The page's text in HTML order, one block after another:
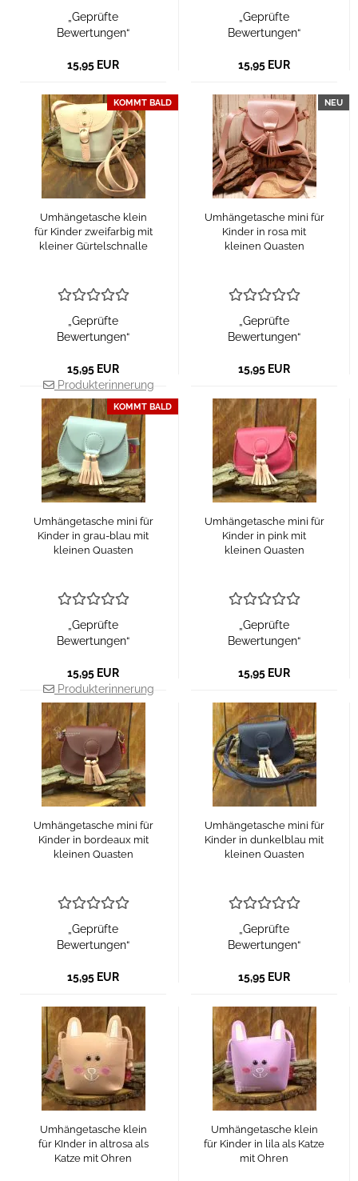
„Geprüfte
Bewertungen“
15,95 EUR
„Geprüfte
Bewertungen“
15,95 EUR
KOMMT BALD
Umhängetasche klein
für Kinder zweifarbig mit
kleiner Gürtelschnalle
„Geprüfte
Bewertungen“
15,95 EUR
Produkterinnerung
NEU
Umhängetasche mini für
Kinder in rosa mit
kleinen Quasten
„Geprüfte
Bewertungen“
15,95 EUR
KOMMT BALD
Umhängetasche mini für
Kinder in grau-blau mit
kleinen Quasten
„Geprüfte
Bewertungen“
15,95 EUR
Produkterinnerung
Umhängetasche mini für
Kinder in pink mit
kleinen Quasten
„Geprüfte
Bewertungen“
15,95 EUR
Umhängetasche mini für
Kinder in bordeaux mit
kleinen Quasten
„Geprüfte
Bewertungen“
15,95 EUR
Umhängetasche mini für
Kinder in dunkelblau mit
kleinen Quasten
„Geprüfte
Bewertungen“
15,95 EUR
Umhängetasche klein
für KInder in altrosa als
Katze mit Ohren
Umhängetasche klein
für Kinder in lila als Katze
mit Ohren